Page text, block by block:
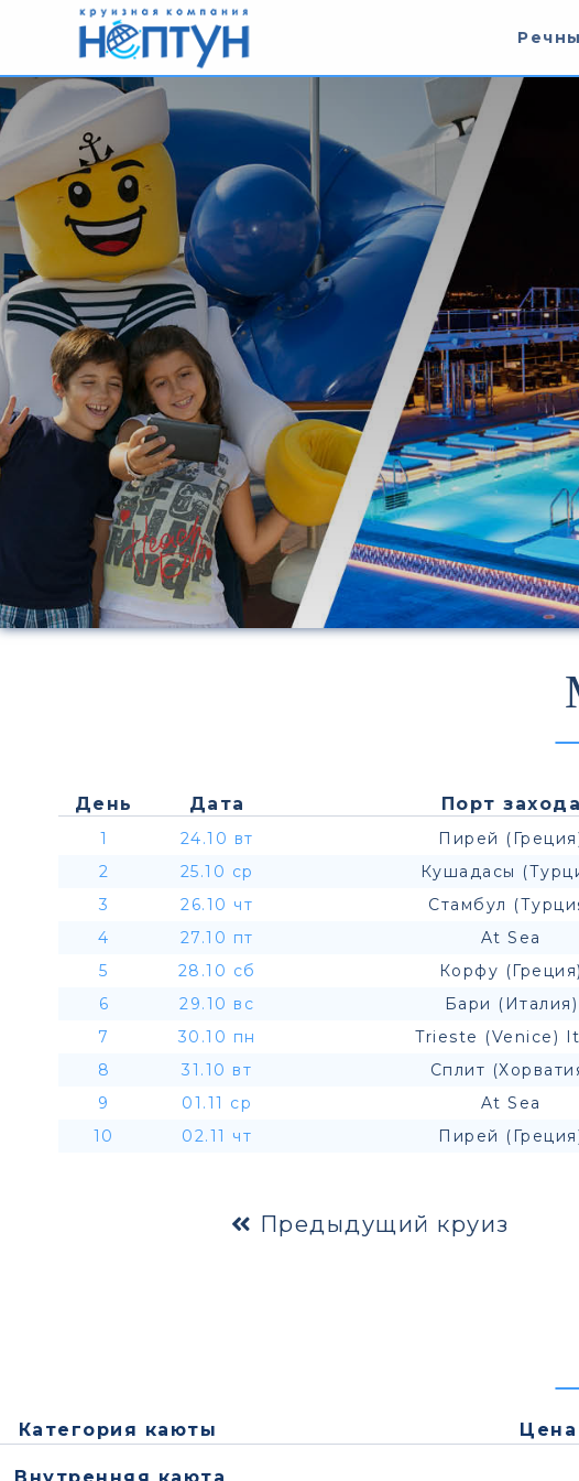
День Дата Порт захода
1 24.10 вт Пирей
2
25.10 ср Кушадасы
3
26.10 чт Стамбул
4
27.10 пт At Sea
5
28.10 сб Корфу (Греция)
6
29.10 вс Бари (Италия)
7
30.10 пн Trieste (Venice)
8
31.10 вт Сплит
9
01.11 ср At Sea
10
02.11 чт Пирей
Предыдущий круиз
Категория каюты